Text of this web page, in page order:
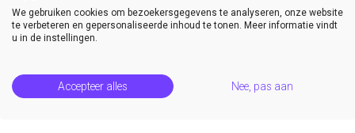
© Saysimple 2026 · WhatsApp Automation Platform
Algemene voorwaardenDPAPrivacy statement
Release Notes
We gebruiken cookies om bezoekersgegevens te analyseren, onze website
te verbeteren en gepersonaliseerde inhoud te tonen. Meer informatie vindt
u in de instellingen.
Accepteer alles Nee, pas aan